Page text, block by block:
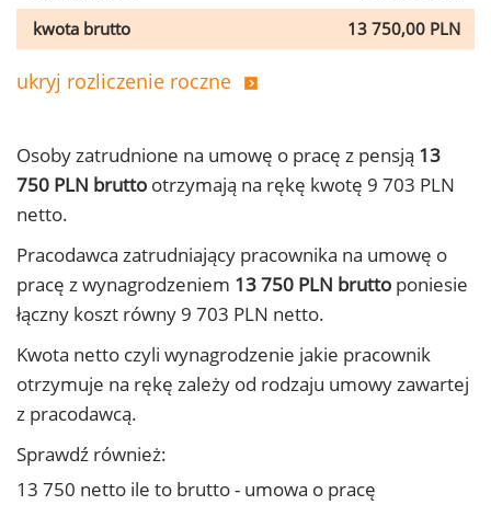
kwota brutto
13 750,00 PLN
ukryj rozliczenie roczne
Osoby zatrudnione na umowę o pracę z pensją 13
750 PLN brutto otrzymają na rękę kwotę 9 703 PLN
netto.
Pracodawca zatrudniający pracownika na umowę o
pracę z wynagrodzeniem 13 750 PLN brutto poniesie
łączny koszt równy 9 703 PLN netto.
Kwota netto czyli wynagrodzenie jakie pracownik
otrzymuje na rękę zależy od rodzaju umowy zawartej
z pracodawcą.
Sprawdź również:
13 750 netto ile to brutto - umowa o pracę